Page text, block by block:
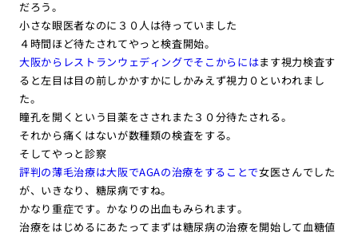
だろう。
小さな眼医者なのに３０人は待っていました
４時間ほど待たされてやっと検査開始。
大阪からレストランウェディングでそこからにはます視力検査す
ると左目は目の前しかかすかにしかみえず視力０といわれまし
た。
瞳孔を開くという目薬をさされまた３０分待たされる。
それから痛くはないが数種類の検査をする。
そしてやっと診察
評判の薄毛治療は大阪でAGAの治療をすることで女医さんでした
が、いきなり、糖尿病ですね。
かなり重症です。かなりの出血もみられます。
治療をはじめるにあたってまずは糖尿病の治療を開始して血糖値